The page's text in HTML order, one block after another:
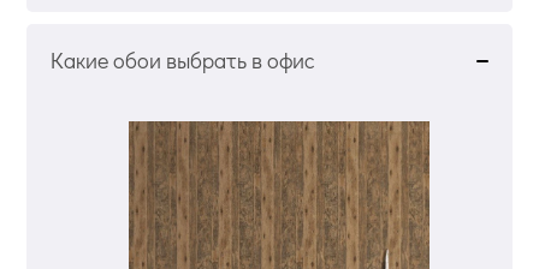
Какие обои выбрать в офис